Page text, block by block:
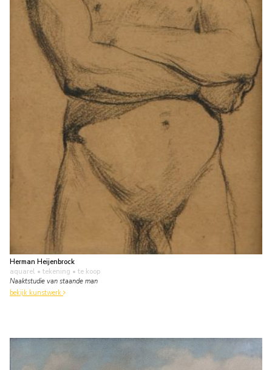
Herman Heijenbrock
aquarel • tekening • te koop
Naaktstudie van staande man
bekijk kunstwerk